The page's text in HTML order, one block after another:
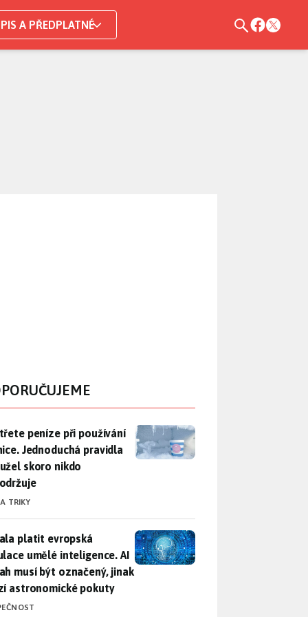
A PŘEDPLATNÉ
peníze při používání lednice. Jednoduchá pravidla
peníze při používání
Jednoduchá pravidla
skoro nikdo
TRIKY
platit evropská regulace umělé inteligence. AI obsah
platit evropská
umělé inteligence. AI
musí být označený, jinak
astronomické pokuty